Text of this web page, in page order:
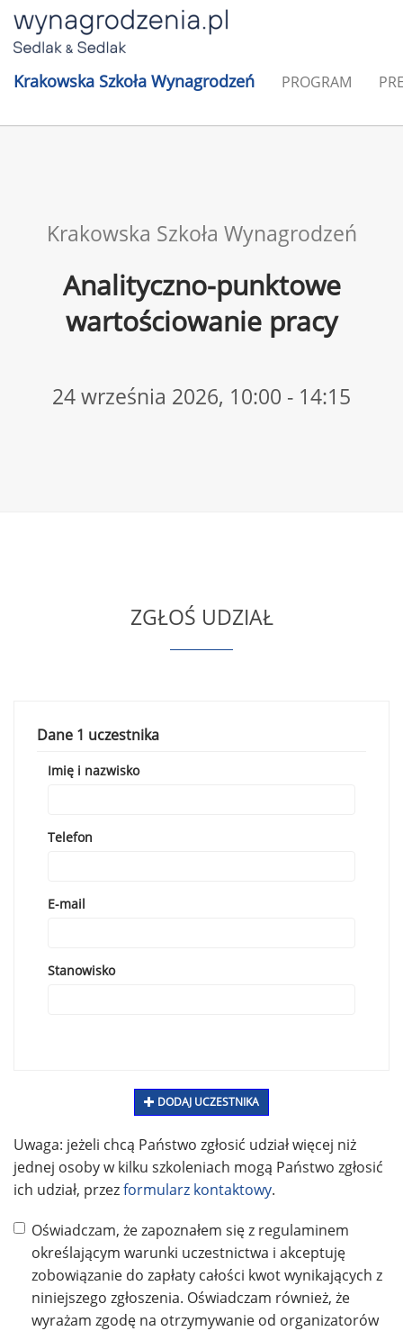
Krakowska Szkoła Wynagrodzeń PROGRAM
Krakowska Szkoła Wynagrodzeń
Analityczno-punktowe
wartościowanie pracy
24 września 2026, 10:00 - 14:15
ZGŁOŚ UDZIAŁ
Dane 1 uczestnika
Imię i nazwisko
Telefon
E-mail
Stanowisko
DODAJ UCZESTNIKA
Uwaga: jeżeli chcą Państwo zgłosić udział więcej niż
jednej osoby w kilku szkoleniach mogą Państwo zgłosić
ich udział, przezformularz kontaktowy.
Oświadczam, że zapoznałem się z regulaminem
określającym warunki uczestnictwa i akceptuję
zobowiązanie do zapłaty całości kwot wynikających z
niniejszego zgłoszenia. Oświadczam również, że
wyrażam zgodę na otrzymywanie od organizatorów